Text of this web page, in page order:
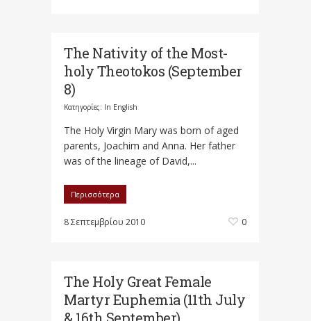
The Nativity of the Most-
holy Theotokos (September
8)
Κατηγορίες: In English
The Holy Virgin Mary was born of aged
parents, Joachim and Anna. Her father
was of the lineage of David,...
Περισσότερα
8 Σεπτεμβρίου 2010 0
The Holy Great Female
Martyr Euphemia (11th July